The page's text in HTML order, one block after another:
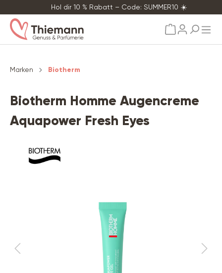
Hol dir 10 % Rabatt – Code: SUMMER10 ☀️
Marken Biotherm
Biotherm Homme Augencreme
Aquapower Fresh Eyes